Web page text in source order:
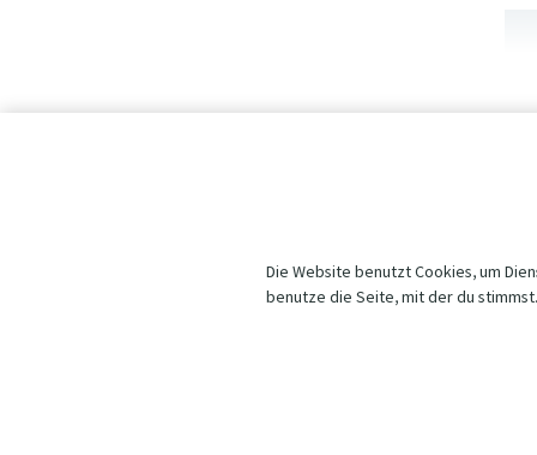
Die Website benutzt Cookies, um
benutze die Seite, mit der du